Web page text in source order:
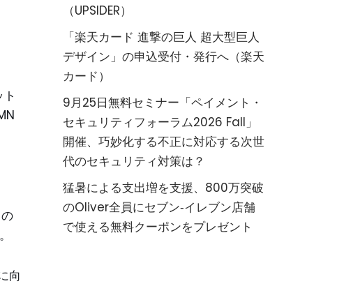
向
（UPSIDER）
「楽天カード 進撃の巨人 超大型巨人
デザイン」の申込受付・発行へ（楽天
カード）
9月25日無料セミナー「ペイメント・
セキュリティフォーラム2026 Fall」
開催、巧妙化する不正に対応する次世
代のセキュリティ対策は？
猛暑による支出増を支援、800万突破
のOliver全員にセブン‐イレブン店舗
で使える無料クーポンをプレゼント